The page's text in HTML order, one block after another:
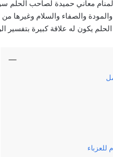
معاني حميدة لصاحب الحلم
والصفاء والسلام وغيرها
يكون له علاقة كبيرة
للعزباء